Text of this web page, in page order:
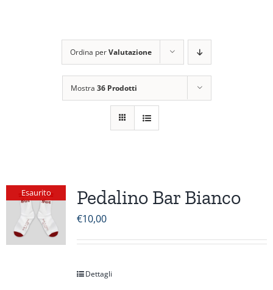
Ordina perValutazione
Mostra 36 Prodotti
Esaurito Pedalino Bar Bianco
€10,00
Dettagli